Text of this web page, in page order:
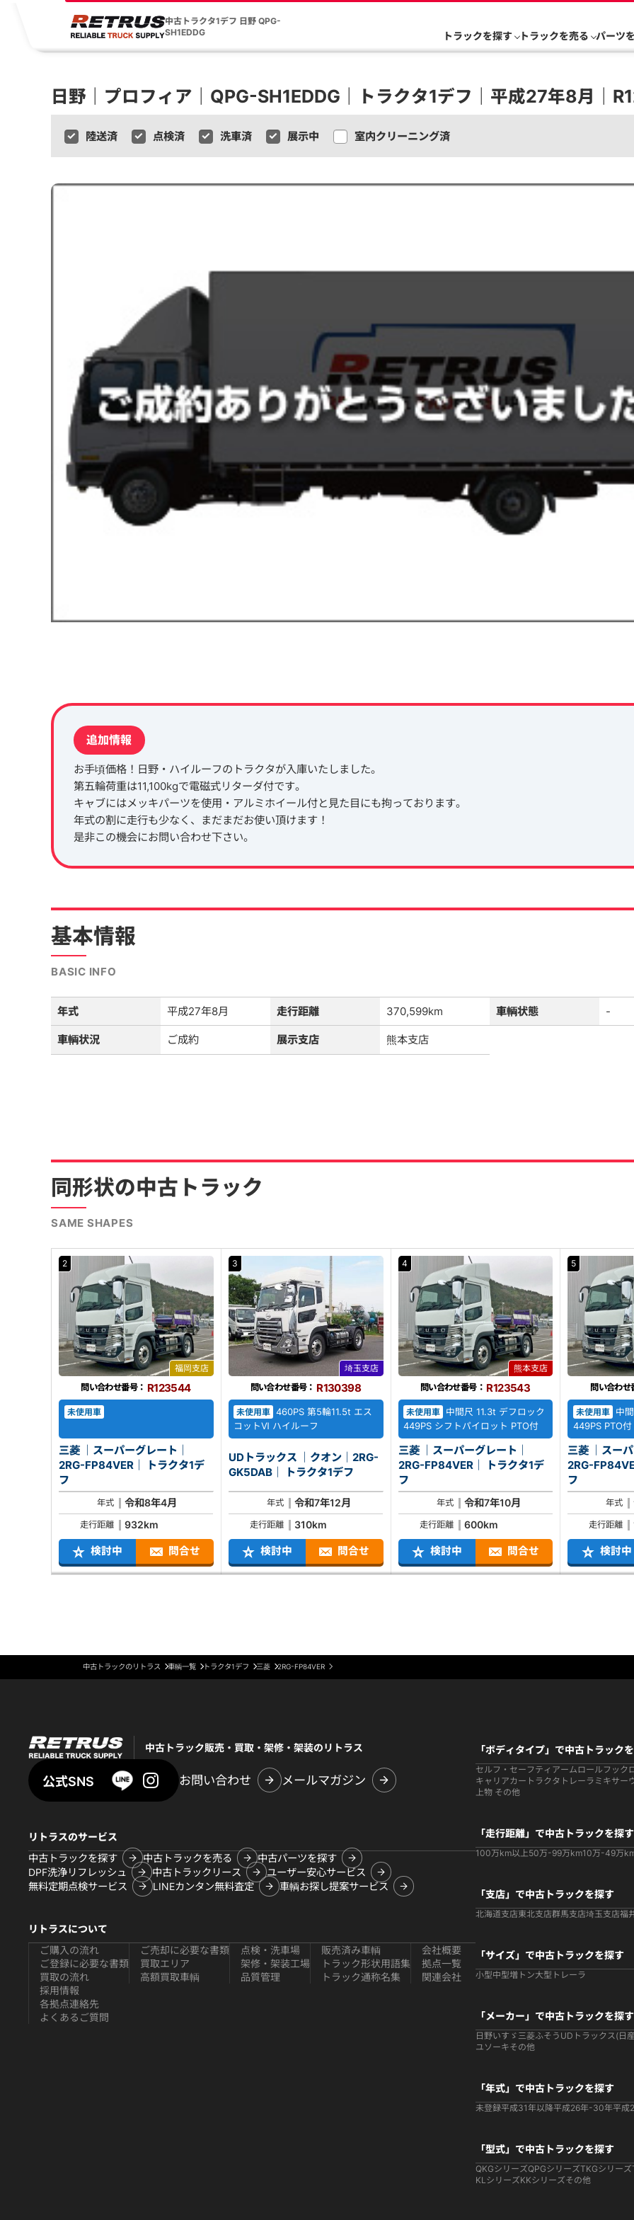
中古トラクタ1デフ 日野 QPG-
SH1EDDG
トラックを探す トラックを売る パーツ
日野｜プロフィア｜QPG-SH1EDDG｜トラクタ1デフ｜平成27年8月｜
陸送済 点検済 洗車済 展示中 室内クリーニング済
追加情報
お手頃価格！日野・ハイルーフのトラクタが入庫いたしました。
第五輪荷重は11,100kgで電磁式リターダ付です。
キャブにはメッキパーツを使用・アルミホイール付と見た目にも拘っております。
年式の割に走行も少なく、まだまだお使い頂けます！
是非この機会にお問い合わせ下さい。
基本情報
BASIC INFO
年式 平成27年8月 走行距離 370,599km 車輌状態 -
車輌状況 ご成約 展示支店 熊本支店
同形状の中古トラック
SAME SHAPES
2
福岡支店
問い合わせ番号： R123544
未使用車
三菱 ｜スーパーグレート｜
2RG-FP84VER｜ トラクタ1デ
フ
年式 令和8年4月
走行距離 932km
検討中 問合せ
3
埼玉支店
問い合わせ番号： R130398
未使用車 460PS 第5輪11.5t エス
コットⅥ ハイルーフ
UDトラックス ｜クオン｜2RG-
GK5DAB｜ トラクタ1デフ
年式 令和7年12月
走行距離 310km
検討中 問合せ
4
熊本支店
問い合わせ番号： R123543
未使用車 中間尺 11.3t デフロック
449PS シフトパイロット PTO付
三菱 ｜スーパーグレート｜
2RG-FP84VER｜ トラクタ1デ
フ
年式 令和7年10月
走行距離 600km
検討中 問合せ
5
問い合わせ
未使用車
中
449PS PTO
三菱 ｜スー
2RG-FP84VER｜ ト
フ
年式
走行距離
検討中
中古トラックのリトラス 車輌一覧 トラクタ1デフ 三菱 2RG-FP84VER
中古トラック販売・買取・架修・架装のリトラス
公式SNS お問い合わせ メールマガジン
リトラスのサービス
中古トラックを探す
中古トラックを売る
中古パーツを探す
DPF洗浄リフレッシュ
中古トラックリース
ユーザー安心サービス
無料定期点検サービス
LINEカンタン無料査定 車輌お探し提案サービス
リトラスについて
ご購入の流れ
ご登録に必要な書類
買取の流れ
ご売却に必要な書類
買取エリア
高額買取車輌
点検・洗車場
架修・架装工場
品質管理
販売済み車輌
トラック形状用語集
トラック通称名集
会社概要
拠点一覧
関連会社
採用情報
各拠点連絡先
よくあるご質問
「ボディタイプ」で中古トラック
セルフ・セーフティ アームロールフック
キャリアカー トラクタ トレーラ ミキサー
上物 その他
「走行距離」で中古トラックを探す
100万km以上50万-99万km10万-49万
「支店」で中古トラックを探す
北海道支店東北支店群馬支店埼玉支店福
「サイズ」で中古トラックを探す
小型中型増トン大型 トレーラ
「メーカー」で中古トラックを探す
日野いすゞ 三菱ふそう UDトラックス(日
ユソーキその他
「年式」で中古トラックを探す
未登録平成31年以降平成26年-30年平成
「型式」で中古トラックを探す
QKGシリーズQPGシリーズTKGシリーズ
KLシリーズKKシリーズその他